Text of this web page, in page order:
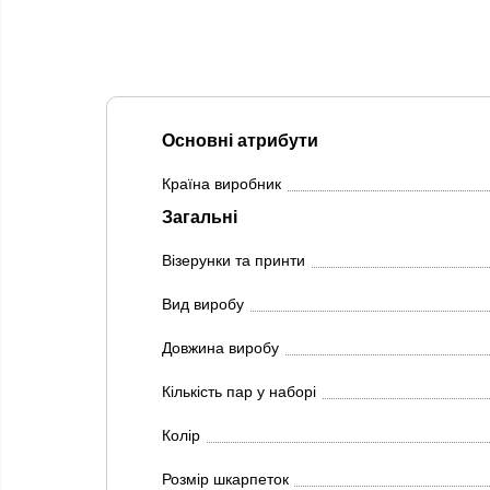
Основні атрибути
Країна виробник
Загальні
Візерунки та принти
Вид виробу
Довжина виробу
Кількість пар у наборі
Колір
Розмір шкарпеток